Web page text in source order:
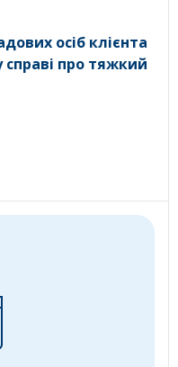
осіб клієнта
про тяжкий